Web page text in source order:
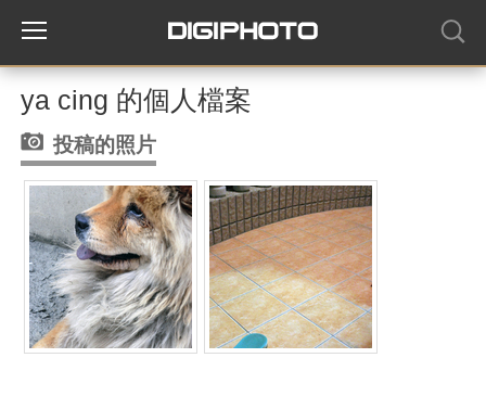
ya cing 的個人檔案
投稿的照片